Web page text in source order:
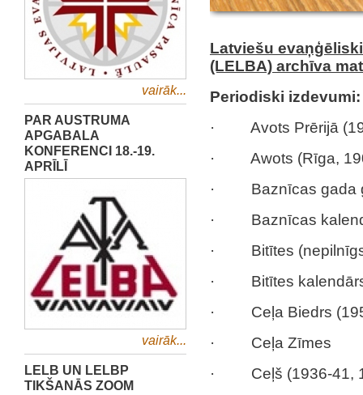
vairāk...
PAR AUSTRUMA
APGABALA
KONFERENCI 18.-19.
APRĪLĪ
vairāk...
LELB UN LELBP
TIKŠANĀS ZOOM
Latviešu
(LELBA) archīva
Periodiski izdevumi:
· Avots Prērijā
· Awots (Rīga,
· Baznīcas gada
· Baznīcas
· Bitītes
· Bitītes kalendārs
· Ceļa Biedrs
· Ceļa Zīmes
· Ceļš (1936-41,